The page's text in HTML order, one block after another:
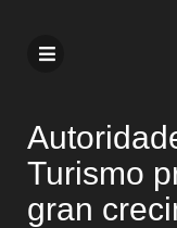
Turismo
gran